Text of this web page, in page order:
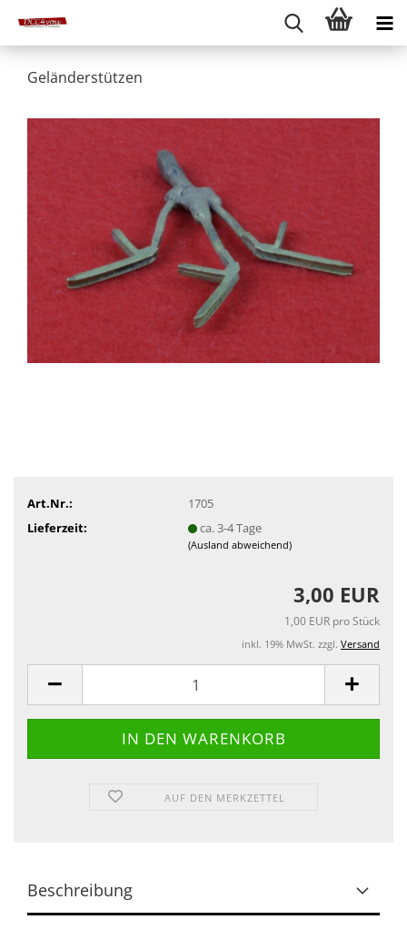
Geländerstützen
Art.Nr.:
1705
Lieferzeit:
ca. 3-4 Tage
(Ausland abweichend)
3,00 EUR
1,00 EUR pro Stück
inkl. 19% MwSt. zzgl. Versand
AUF DEN MERKZETTEL
Beschreibung